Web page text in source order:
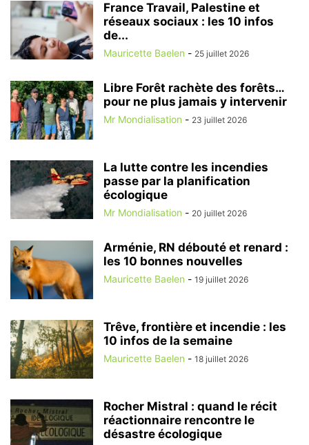
France Travail, Palestine et
réseaux sociaux : les 10 infos
de...
Mauricette Baelen - 25 juillet 2026
Libre Forêt rachète des forêts…
pour ne plus jamais y intervenir
Mr Mondialisation - 23 juillet 2026
La lutte contre les incendies
passe par la planification
écologique
Mr Mondialisation - 20 juillet 2026
Arménie, RN débouté et renard :
les 10 bonnes nouvelles
Mauricette Baelen - 19 juillet 2026
Trêve, frontière et incendie : les
10 infos de la semaine
Mauricette Baelen - 18 juillet 2026
Rocher Mistral : quand le récit
réactionnaire rencontre le
désastre écologique